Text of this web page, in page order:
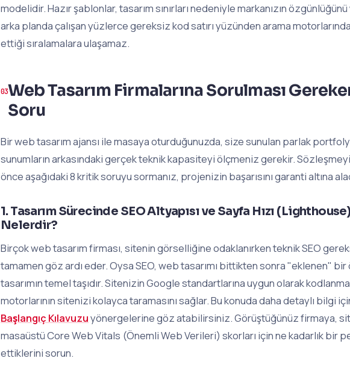
modelidir. Hazır şablonlar, tasarım sınırları nedeniyle markanızın
arka planda çalışan yüzlerce gereksiz kod satırı yüzünden arama
ettiği sıralamalara ulaşamaz.
Web Tasarım Firmalarına Sorulması
Soru
Bir web tasarım ajansı ile masaya oturduğunuzda, size sunulan parlak
sunumların arkasındaki gerçek teknik kapasiteyi ölçmeniz gerekir.
önce aşağıdaki 8 kritik soruyu sormanız, projenizin başarısını garanti altına
1. Tasarım Sürecinde SEO Altyapısı ve Sayfa Hızı
Nelerdir?
Birçok web tasarım firması, sitenin görselliğine odaklanırken teknik SEO
tamamen göz ardı eder. Oysa SEO, web tasarımı bittikten sonra "eklenen"
tasarımın temel taşıdır. Sitenizin Google standartlarına uygun olarak
motorlarının sitenizi kolayca taramasını sağlar. Bu konuda daha detaylı bilgi
Başlangıç Kılavuzuyönergelerine göz atabilirsiniz. Görüştüğünüz firmaya,
masaüstü Core Web Vitals (Önemli Web Verileri) skorları için ne kadarlık bir
ettiklerini sorun.